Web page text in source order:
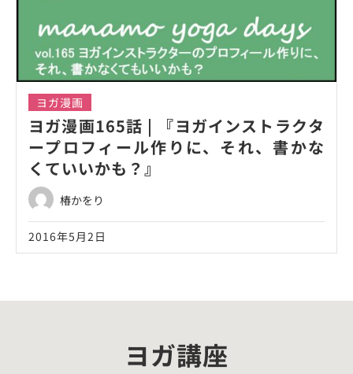
ヨガ漫画
ヨガ漫画165話 | 『ヨガインストラクタ
ープロフィール作りに、それ、書かな
くていいかも？』
椿かをり
2016年5月2日
ヨガ講座